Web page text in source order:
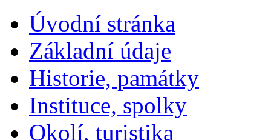
Úvodní stránka
Základní údaje
Historie, památky
Instituce, spolky
Okolí, turistika